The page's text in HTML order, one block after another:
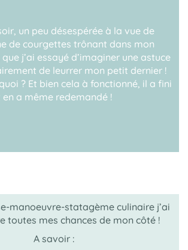
un peu désespérée à la vue de
de courgettes trônant dans mon
j’ai essayé d’imaginer une astuce
de leurrer mon petit dernier !
? Et bien cela à fonctionné, il a fini
a même redemandé !
manoeuvre-statagème culinaire j’ai
toutes mes chances de mon côté !
A savoir :